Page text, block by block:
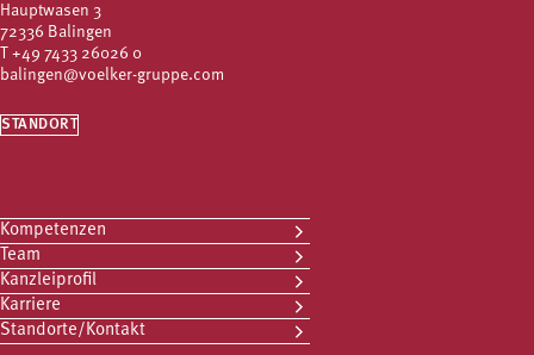
Hauptwasen 3
72336 Balingen
+49 7433 26026 0
balingen@voelker-gruppe.com
STANDORT
Kompetenzen
Team
Kanzleiprofil
Karriere
Standorte/Kontakt